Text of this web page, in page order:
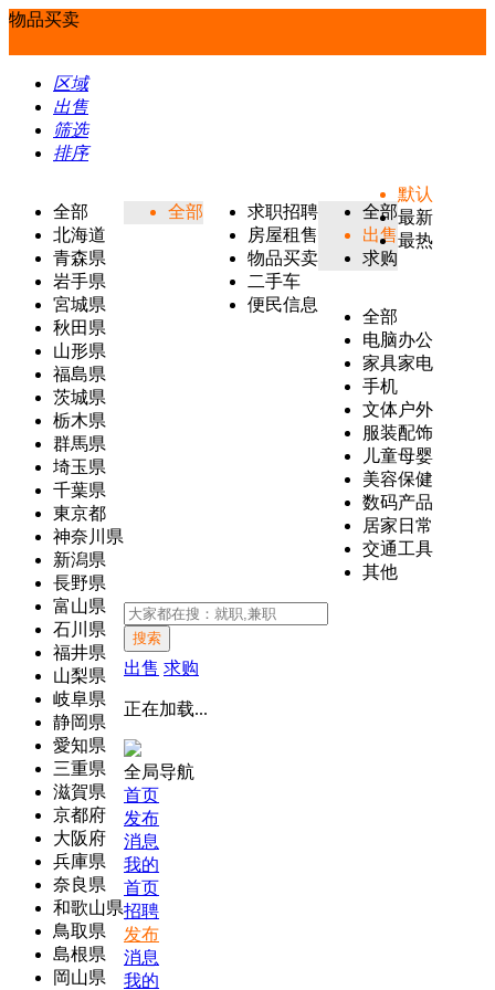
物品买卖
区域
出售
筛选
排序
全部
北海道
青森県
岩手県
宮城県
秋田県
山形県
福島県
茨城県
栃木県
群馬県
埼玉県
千葉県
東京都
神奈川県
新潟県
長野県
富山県
石川県
福井県
山梨県
岐阜県
静岡県
愛知県
三重県
滋賀県
京都府
大阪府
兵庫県
奈良県
和歌山県
鳥取県
島根県
岡山県
全部
求职招聘
房屋租售
物品买卖
二手车
便民信息
全部
出售
求购
全部
电脑办公
家具家电
手机
文体户外
服装配饰
儿童母婴
美容保健
数码产品
居家日常
交通工具
其他
默认
最新
最热
搜索
出售 求购
正在加载...
全局导航
首页
发布
消息
我的
首页
招聘
发布
消息
我的